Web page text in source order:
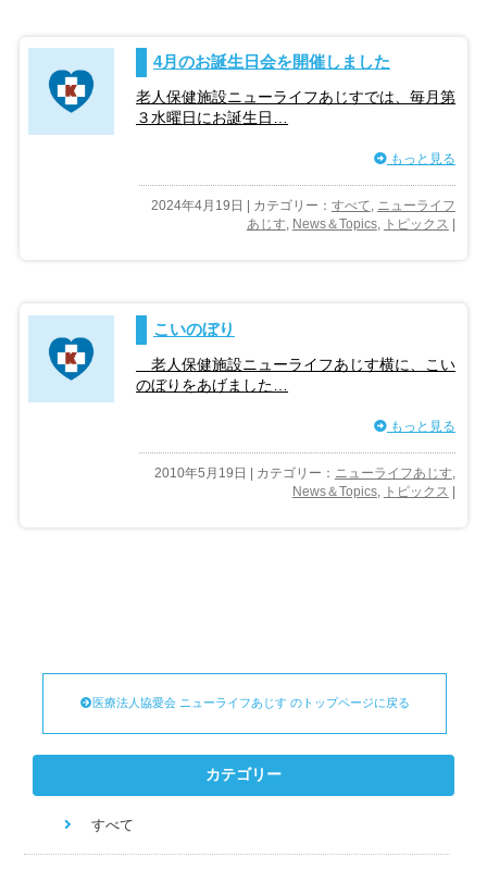
4月のお誕生日会を開催しました
老人保健施設ニューライフあじすでは、毎月第
３水曜日にお誕生日…
もっと見る
2024年4月19日 | カテゴリー： すべて, ニューライフ
あじす, News＆Topics, トピックス
こいのぼり
老人保健施設ニューライフあじす横に、こい
のぼりをあげました…
もっと見る
2010年5月19日 | カテゴリー： ニューライフあじす
News＆Topics, トピックス |
医療法人協愛会 ニューライフあじす のトップページに戻る
カテゴリー
すべて